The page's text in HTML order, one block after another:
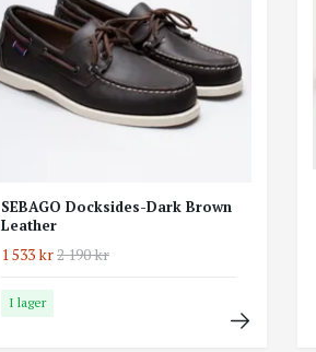
SEBAGO Docksides-Dark Brown
Leather
1 533 kr2 190 kr
I lager